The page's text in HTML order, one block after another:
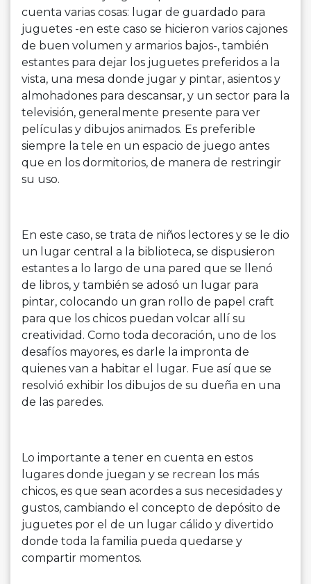
cuenta varias cosas: lugar de guardado para
juguetes -en este caso se hicieron varios cajones
de buen volumen y armarios bajos-, también
estantes para dejar los juguetes preferidos a la
vista, una mesa donde jugar y pintar, asientos y
almohadones para descansar, y un sector para la
televisión, generalmente presente para ver
películas y dibujos animados. Es preferible
siempre la tele en un espacio de juego antes
que en los dormitorios, de manera de restringir
su uso.
En este caso, se trata de niños lectores y se le dio
un lugar central a la biblioteca, se dispusieron
estantes a lo largo de una pared que se llenó
de libros, y también se adosó un lugar para
pintar, colocando un gran rollo de papel craft
para que los chicos puedan volcar allí su
creatividad. Como toda decoración, uno de los
desafíos mayores, es darle la impronta de
quienes van a habitar el lugar. Fue así que se
resolvió exhibir los dibujos de su dueña en una
de las paredes.
Lo importante a tener en cuenta en estos
lugares donde juegan y se recrean los más
chicos, es que sean acordes a sus necesidades y
gustos, cambiando el concepto de depósito de
juguetes por el de un lugar cálido y divertido
donde toda la familia pueda quedarse y
compartir momentos.